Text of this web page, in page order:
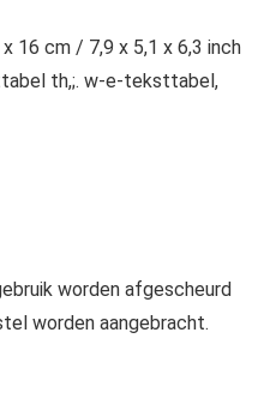
16 cm / 7,9 x 5,1 x 6,3 inch
th,;. w-e-teksttabel,
worden afgescheurd
worden aangebracht.